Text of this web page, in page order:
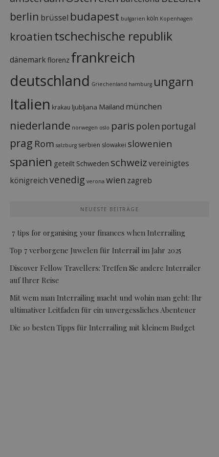
berlin brüssel budapest bulgarien köln Kopenhagen
kroatien tschechische republik
dänemark florenz frankreich
deutschland Griechenland hamburg ungarn
Italien krakau ljubljana Mailand münchen
niederlande norwegen oslo paris polen portugal
prag Rom salzburg serbien slowakei slowenien
spanien geteilt Schweden schweizvereinigtes
königreichvenedig verona wien zagreb
NEUESTE BEITRÄGE
7 tips for organising your finances when Interrailing
Top 7 verborgene Juwelen für Interrail im Jahr 2025
Discover Fellow Travellers: Treffen Sie andere Interrailer
auf Ihrer Reise
Mit wem man Interrailing macht und wohin man geht: Ihr
ultimativer Leitfaden für ein unvergessliches Abenteuer
Die 10 besten Tipps für Interrailing mit kleinem Budget